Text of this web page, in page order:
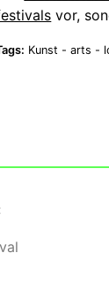
vor,
Kunst -arts -